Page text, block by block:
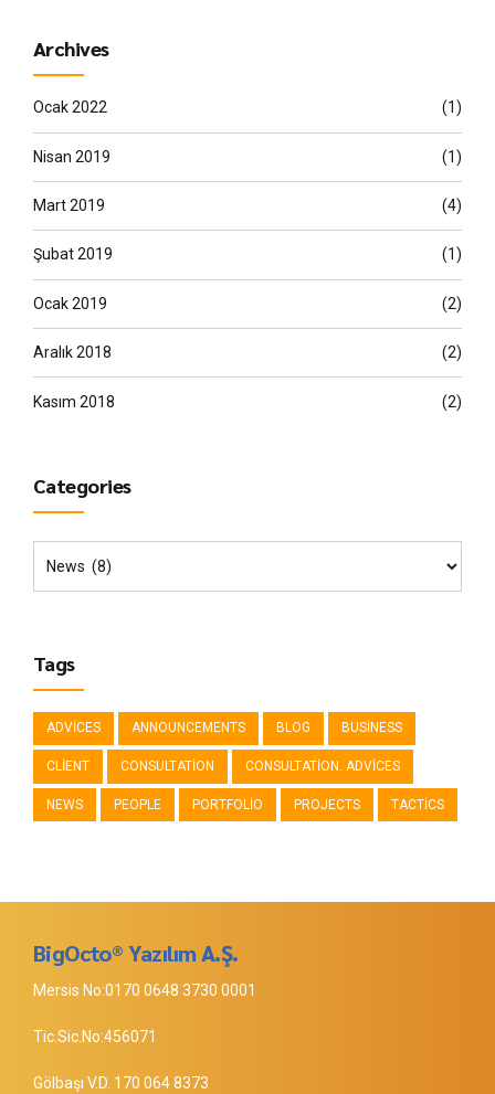
Archives
Ocak 2022 (1)
Nisan 2019 (1)
Mart 2019 (4)
Şubat 2019 (1)
Ocak 2019 (2)
Aralık 2018 (2)
Kasım 2018 (2)
Categories
Tags
ADVICES ANNOUNCEMENTS BLOG BUSINESS
CLIENT CONSULTATION CONSULTATION. ADVICES
NEWS PEOPLE PORTFOLIO PROJECTS TACTICS
BigOcto® Yazılım A.Ş.
Mersis No:0170 0648 3730 0001
Tic.Sic.No:456071
Gölbaşı V.D. 170 064 8373